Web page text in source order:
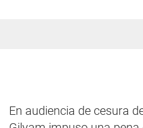
En audiencia de cesura